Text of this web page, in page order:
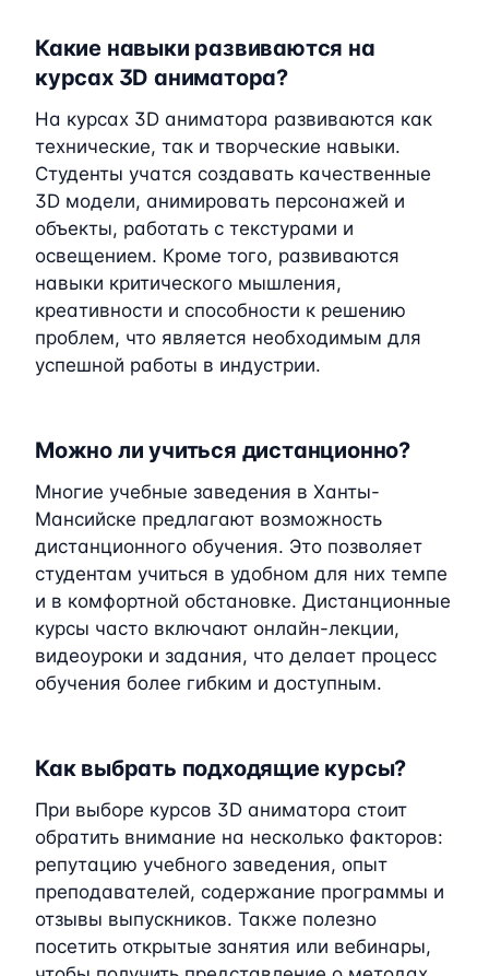
Какие навыки развиваются на
курсах 3D аниматора?
На курсах 3D аниматора развиваются как
технические, так и творческие навыки.
Студенты учатся создавать качественные
3D модели, анимировать персонажей и
объекты, работать с текстурами и
освещением. Кроме того, развиваются
навыки критического мышления,
креативности и способности к решению
проблем, что является необходимым для
успешной работы в индустрии.
Можно ли учиться дистанционно?
Многие учебные заведения в Ханты-
Мансийске предлагают возможность
дистанционного обучения. Это позволяет
студентам учиться в удобном для них темпе
и в комфортной обстановке. Дистанционные
курсы часто включают онлайн-лекции,
видеоуроки и задания, что делает процесс
обучения более гибким и доступным.
Как выбрать подходящие курсы?
При выборе курсов 3D аниматора стоит
обратить внимание на несколько факторов:
репутацию учебного заведения, опыт
преподавателей, содержание программы и
отзывы выпускников. Также полезно
посетить открытые занятия или вебинары,